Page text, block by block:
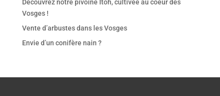
Découvrez notre pivoine Itoh, cultivée au coeur des
Vosges !
Vente d’arbustes dans les Vosges
Envie d’un conifère nain ?